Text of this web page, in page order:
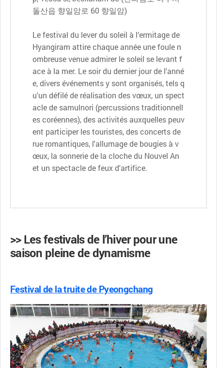
돌산읍 향일암로 60 향일암)
Le festival du lever du soleil à l’ermitage de
Hyangiram attire chaque année une foule n
ombreuse venue admirer le soleil se levant f
ace à la mer. Le soir du dernier jour de l'anné
e, divers événements y sont organisés, tels q
u'un défilé de réalisation des vœux, un spect
acle de samulnori (percussions traditionnell
es coréennes), des activités auxquelles peuv
ent participer les touristes, des concerts de
rue romantiques, l'allumage de bougies à v
œux, la sonnerie de la cloche du Nouvel An
et un spectacle de feux d'artifice.
>> Les festivals de l’hiver pour une
saison pleine de dynamisme
Festival de la truite de Pyeongchang